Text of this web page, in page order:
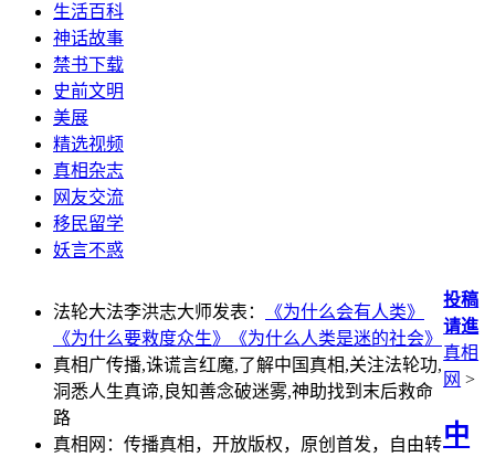
生活百科
神话故事
禁书下载
史前文明
美展
精选视频
真相杂志
网友交流
移民留学
妖言不惑
法轮大法李洪志大师发表：
《为什么会有人类》
《为什么要救度众生》
《为什么人类是迷的社会》
真相广传播,诛谎言红魔,了解中国真相,关注法轮功,
洞悉人生真谛,良知善念破迷雾,神助找到末后救命
路
真相网：传播真相，开放版权，原创首发，自由转
投稿
请進
真相
网 >
中